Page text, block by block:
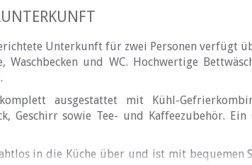
Unterkunft für zwei Personen verfügt
Waschbecken und WC. Hochwertige
ausgestattet mit Kühl-
Geschirr sowie Tee- und Kaffeezubehör.
in die Küche über und ist mit bequemen